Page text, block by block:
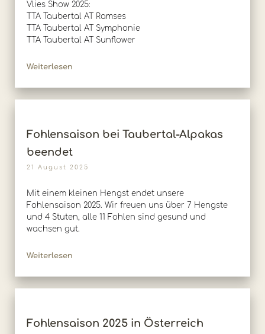
Vlies Show 2025:
TTA Taubertal AT Ramses
TTA Taubertal AT Symphonie
TTA Taubertal AT Sunflower
Weiterlesen
Fohlensaison bei Taubertal-Alpakas
beendet
21 August 2025
Mit einem kleinen Hengst endet unsere
Fohlensaison 2025. Wir freuen uns über 7 Hengste
und 4 Stuten, alle 11 Fohlen sind gesund und
wachsen gut.
Weiterlesen
Fohlensaison 2025 in Österreich